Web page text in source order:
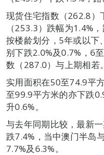
现货住宅指数（262.8）
（253.3）跌幅为1.4%
按楼龄划分，5年或以下
别下跌2.0%及0.7%，6
数（287.0）与上期相若。
实用面积在50至74.9平
至99.9平方米的亦下跌
升0.6%。
与去年同期比较，最新
跌7.4%，当中澳门半岛
7.7%及6.3%。